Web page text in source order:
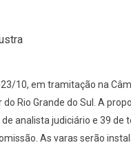
10, em tramitação na
Rio Grande do Sul. A
analista judiciário e 39 de
As varas serão